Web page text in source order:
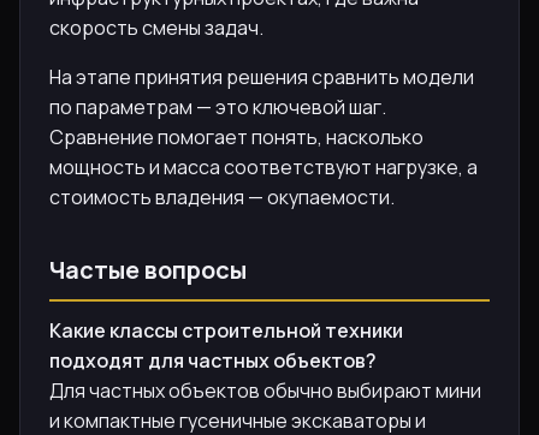
скорость смены задач.
На этапе принятия решения сравнить модели
по параметрам — это ключевой шаг.
Сравнение помогает понять, насколько
мощность и масса соответствуют нагрузке, а
стоимость владения — окупаемости.
Частые вопросы
Какие классы строительной техники
подходят для частных объектов?
Для частных объектов обычно выбирают мини
и компактные гусеничные экскаваторы и